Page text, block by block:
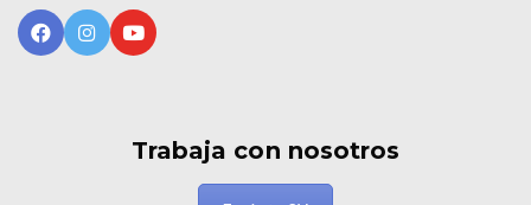
Trabaja con nosotros